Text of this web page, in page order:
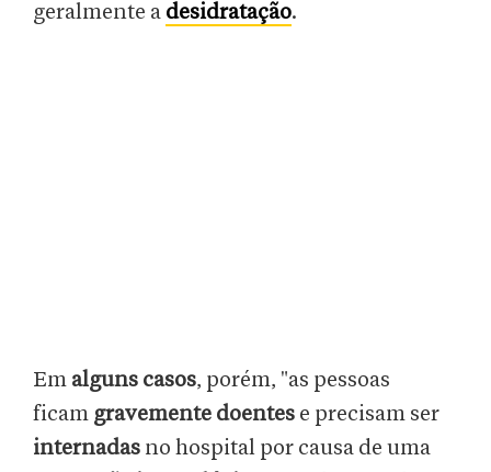
geralmente a desidratação.
Em alguns casos, porém, "as pessoas
ficam gravemente doentes e precisam ser
internadas no hospital por causa de uma